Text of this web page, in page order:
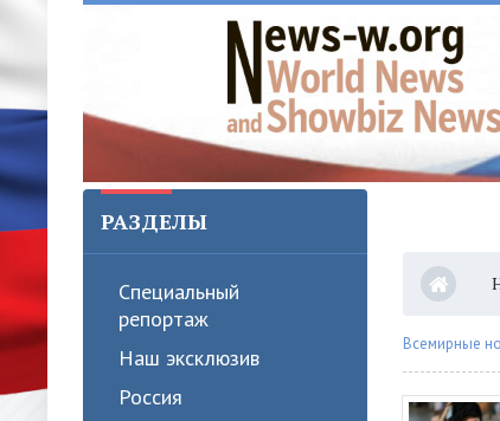
РАЗДЕЛЫ
Специальный
репортаж
Наш эксклюзив
Россия
Всемирные